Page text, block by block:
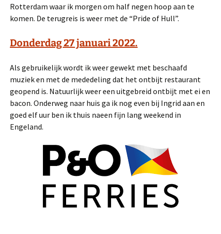
Rotterdam waar ik morgen om half negen hoop aan te
komen. De terugreis is weer met de “Pride of Hull”.
Donderdag 27 januari 2022.
Als gebruikelijk wordt ik weer gewekt met beschaafd
muziek en met de mededeling dat het ontbijt restaurant
geopend is. Natuurlijk weer een uitgebreid ontbijt met ei en
bacon. Onderweg naar huis ga ik nog even bij Ingrid aan en
goed elf uur ben ik thuis naeen fijn lang weekend in
Engeland.